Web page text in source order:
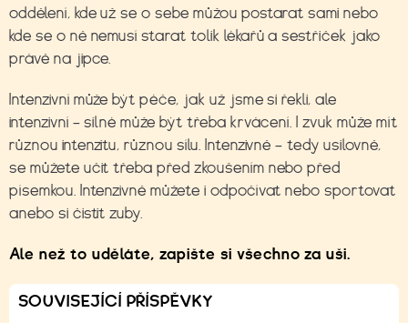
oddělení, kde už se o sebe můžou postarat sami nebo
kde se o ně nemusí starat tolik lékařů a sestřiček jako
právě na jipce.
Intenzivní může být péče, jak už jsme si řekli, ale
intenzivní – silné může být třeba krvácení. I zvuk může mít
různou intenzitu, různou sílu. Intenzivně – tedy usilovně,
se můžete učit třeba před zkoušením nebo před
písemkou. Intenzivně můžete i odpočívat nebo sportovat
anebo si čistit zuby.
Ale než to uděláte, zapište si všechno za uši.
SOUVISEJÍCÍ PŘÍSPĚVKY